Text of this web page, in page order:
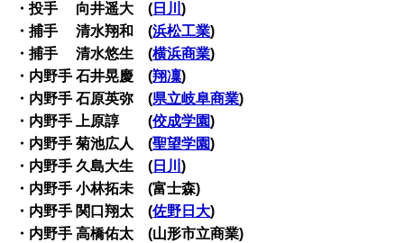
・投手 向井遥大 ( 日川)
・捕手 清水翔和 (浜松工業)
・捕手 清水悠生 (横浜商業)
・内野手 石井晃慶 (翔凜)
・内野手 石原英弥 (県立岐阜商業)
・内野手 上原諄 (佼成学園)
・内野手 菊池広人 (聖望学園)
・内野手 久島大生 ( 日川)
・内野手 小林拓未 (富士森)
・内野手 関口翔太 (佐野日大)
・内野手 高橋佑太 (山形市立商業)